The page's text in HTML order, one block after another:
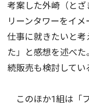
考案した外崎（と
リーンタワーをイ
仕事に就きたいと考
た」と感想を述べ
続販売も検討してい
このほか1組は「